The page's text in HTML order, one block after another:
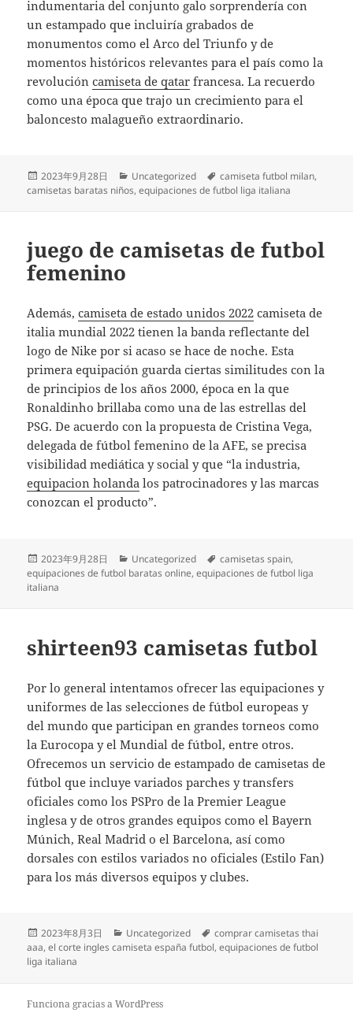
indumentaria del conjunto galo sorprendería con
un estampado que incluiría grabados de
monumentos como el Arco del Triunfo y de
momentos históricos relevantes para el país como la
revolucióncamiseta de qatar francesa. La recuerdo
como una época que trajo un crecimiento para el
baloncesto malagueño extraordinario.
Publicado
el
2023年9月28日 Categorías
Uncategorized Etiquetas
camiseta futbol milan,
camisetas baratas niños,equipaciones de futbol liga italiana
juego de camisetas de futbol
femenino
Además,camiseta de estado unidos 2022 camiseta de
italia mundial 2022 tienen la banda reflectante del
logo de Nike por si acaso se hace de noche. Esta
primera equipación guarda ciertas similitudes con la
de principios de los años 2000, época en la que
Ronaldinho brillaba como una de las estrellas del
PSG. De acuerdo con la propuesta de Cristina Vega,
delegada de fútbol femenino de la AFE, se precisa
visibilidad mediática y social y que “la industria,
equipacion holanda los patrocinadores y las marcas
conozcan el producto”.
Publicado
el
2023年9月28日 Categorías
Uncategorized Etiquetas
camisetas spain,
equipaciones de futbol baratas online,equipaciones de futbol liga
italiana
shirteen93 camisetas futbol
Por lo general intentamos ofrecer las equipaciones y
uniformes de las selecciones de fútbol europeas y
del mundo que participan en grandes torneos como
la Eurocopa y el Mundial de fútbol, entre otros.
Ofrecemos un servicio de estampado de camisetas de
fútbol que incluye variados parches y transfers
oficiales como los PSPro de la Premier League
inglesa y de otros grandes equipos como el Bayern
Múnich, Real Madrid o el Barcelona, así como
dorsales con estilos variados no oficiales (Estilo Fan)
para los más diversos equipos y clubes.
Publicado
el
2023年8月3日 Categorías
Uncategorized Etiquetas
comprar camisetas thai
aaa,el corte ingles camiseta españa futbol,equipaciones de futbol
liga italiana
Funciona gracias a WordPress